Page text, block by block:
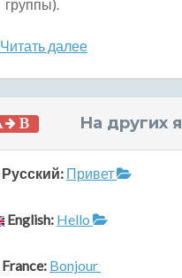
группы).
Читать далее
На других
Русский: Привет
English: Hello
France: Bonjour